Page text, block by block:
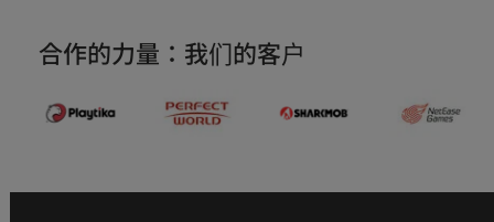
合作的力量：我们的客户